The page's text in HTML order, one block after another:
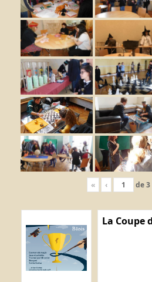
« ‹ de3
La Coupe